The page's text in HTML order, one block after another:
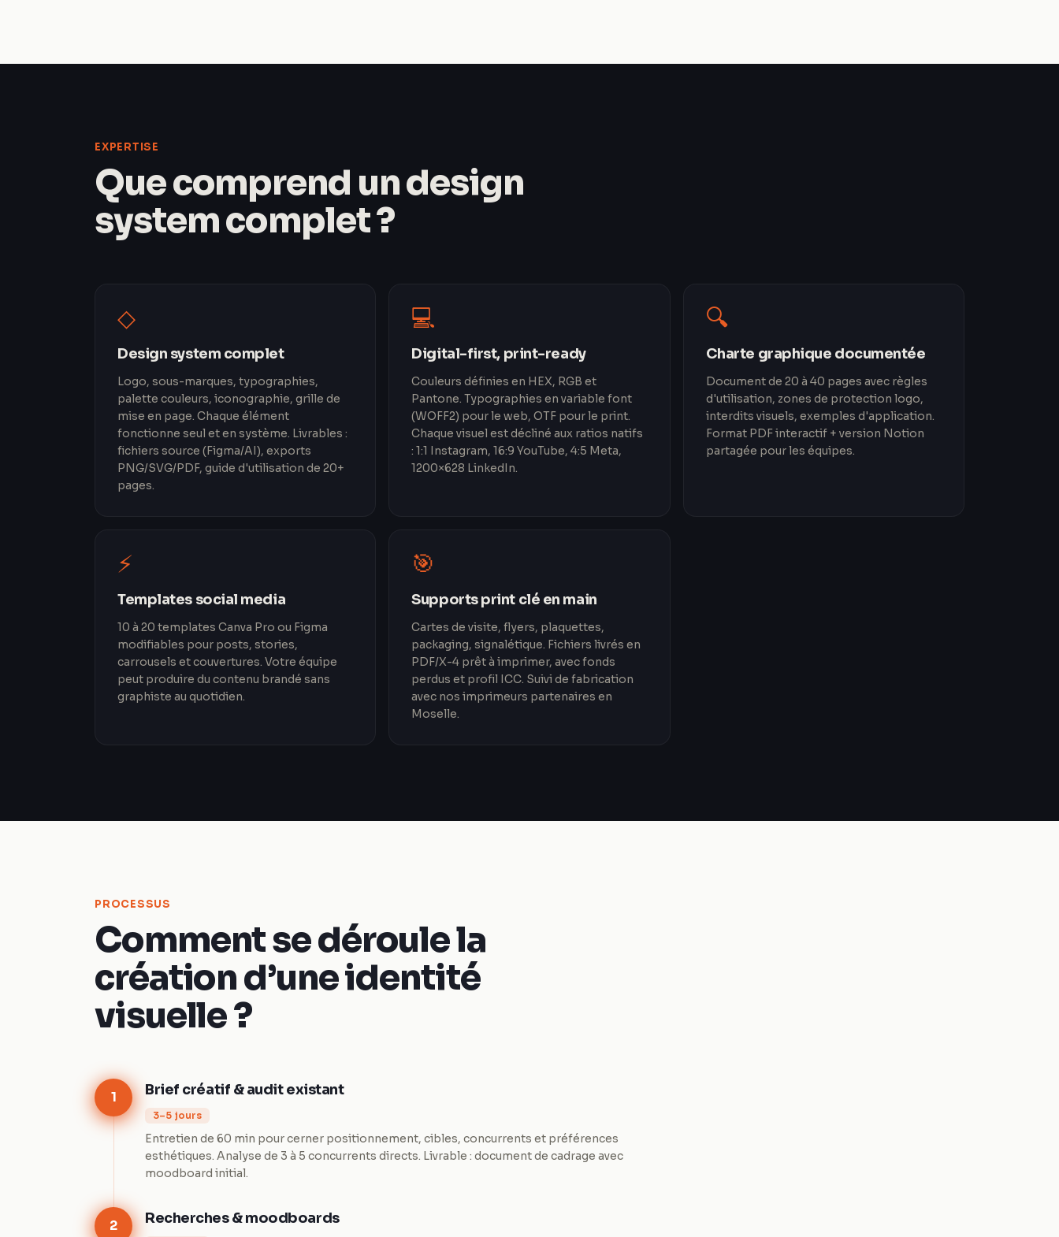
EXPERTISE
Que comprend un design
system complet ?
◇
Design system complet
Logo, sous-marques, typographies,
palette couleurs, iconographie, grille de
mise en page. Chaque élément
fonctionne seul et en système. Livrables :
fichiers source (Figma/AI), exports
PNG/SVG/PDF, guide d'utilisation de 20+
pages.
💻
Digital-first, print-ready
Couleurs définies en HEX, RGB et
Pantone. Typographies en variable font
(WOFF2) pour le web, OTF pour le print.
Chaque visuel est décliné aux ratios natifs
: 1:1 Instagram, 16:9 YouTube, 4:5 Meta,
1200×628 LinkedIn.
🔍
Charte graphique documentée
Document de 20 à 40 pages avec règles
d'utilisation, zones de protection logo,
interdits visuels, exemples d'application.
Format PDF interactif + version Notion
partagée pour les équipes.
⚡
Templates social media
10 à 20 templates Canva Pro ou Figma
modifiables pour posts, stories,
carrousels et couvertures. Votre équipe
peut produire du contenu brandé sans
graphiste au quotidien.
🎯
Supports print clé en main
Cartes de visite, flyers, plaquettes,
packaging, signalétique. Fichiers livrés en
PDF/X-4 prêt à imprimer, avec fonds
perdus et profil ICC. Suivi de fabrication
avec nos imprimeurs partenaires en
Moselle.
PROCESSUS
Comment se déroule la
création d’une identité
visuelle ?
1 Brief créatif & audit existant
3–5 jours
Entretien de 60 min pour cerner positionnement, cibles, concurrents et préférences
esthétiques. Analyse de 3 à 5 concurrents directs. Livrable : document de cadrage avec
moodboard initial.
2 Recherches & moodboards